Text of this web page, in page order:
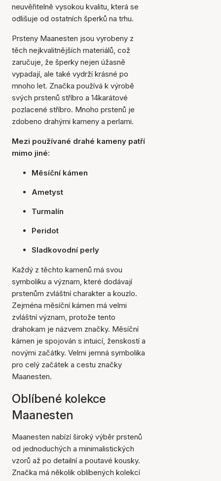
neuvěřitelně vysokou kvalitu, která se
odlišuje od ostatních šperků na trhu.
Prsteny Maanesten jsou vyrobeny z
těch nejkvalitnějších materiálů, což
zaručuje, že šperky nejen úžasně
vypadají, ale také vydrží krásné po
mnoho let. Značka používá k výrobě
svých prstenů stříbro a 14karátové
pozlacené stříbro. Mnoho prstenů je
zdobeno drahými kameny a perlami.
Mezi používané drahé kameny patří
mimo jiné:
Měsíční kámen
Ametyst
Turmalín
Peridot
Sladkovodní perly
Každý z těchto kamenů má svou
symboliku a význam, které dodávají
prstenům zvláštní charakter a kouzlo.
Zejména měsíční kámen má velmi
zvláštní význam, protože tento
drahokam je názvem značky. Měsíční
kámen je spojován s intuicí, ženskostí a
novými začátky. Velmi jemná symbolika
pro celý začátek a cestu značky
Maanesten.
Oblíbené kolekce
Maanesten
Maanesten nabízí široký výběr prstenů
od jednoduchých a minimalistických
vzorů až po detailní a poutavé kousky.
Značka má několik oblíbených kolekcí